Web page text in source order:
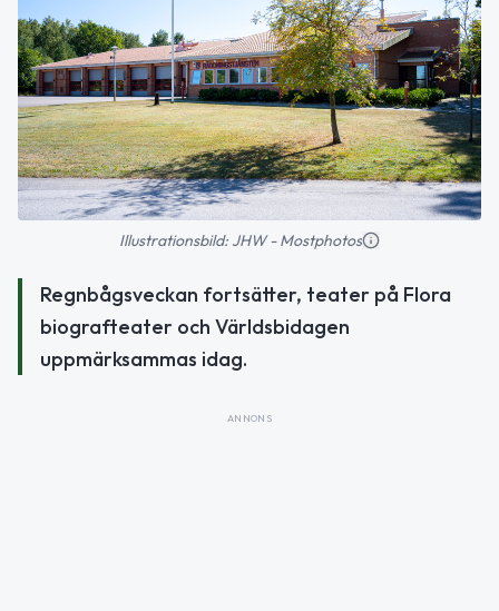
Illustrationsbild: JHW - Mostphotos
Regnbågsveckan fortsätter, teater på Flora
biografteater och Världsbidagen
uppmärksammas idag.
ANNONS